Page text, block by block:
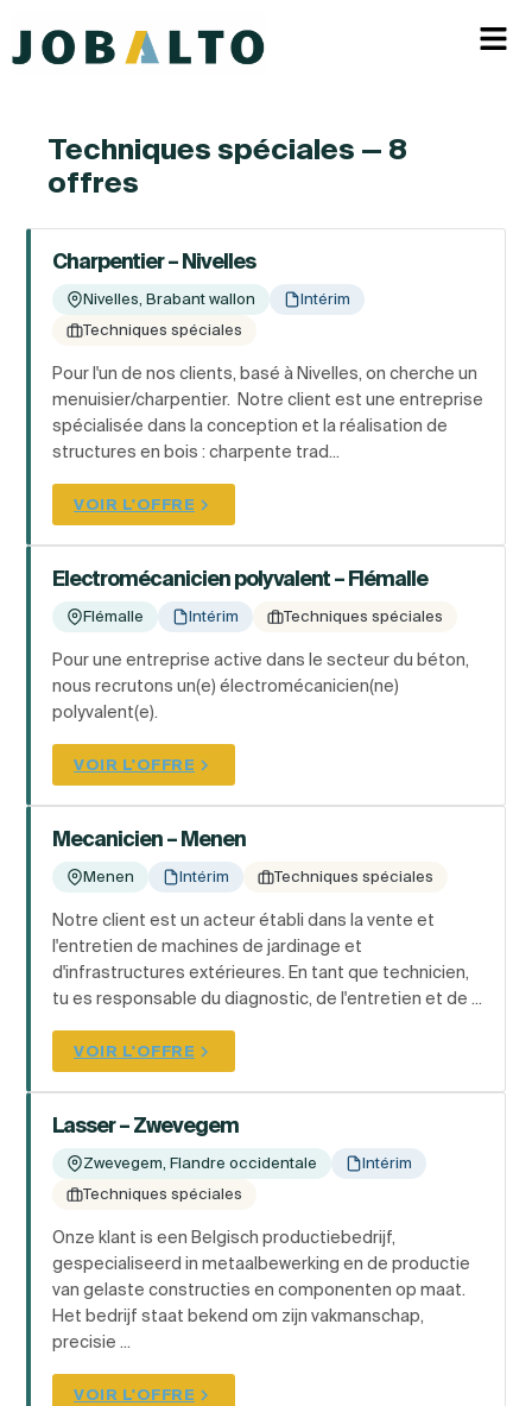
Techniques spéciales — 8
offres
Charpentier – Nivelles
Nivelles, Brabant wallon
Intérim
Techniques spéciales
Pour l'un de nos clients, basé à Nivelles, on cherche un
menuisier/charpentier. Notre client est une entreprise
spécialisée dans la conception et la réalisation de
structures en bois : charpente trad...
VOIR L'OFFRE
Electromécanicien polyvalent – Flémalle
Flémalle Intérim Techniques spéciales
Pour une entreprise active dans le secteur du béton,
nous recrutons un(e) électromécanicien(ne)
polyvalent(e).
VOIR L'OFFRE
Mecanicien – Menen
Menen Intérim Techniques spéciales
Notre client est un acteur établi dans la vente et
l'entretien de machines de jardinage et
d'infrastructures extérieures. En tant que technicien,
tu es responsable du diagnostic, de l'entretien et de ...
VOIR L'OFFRE
Lasser – Zwevegem
Zwevegem, Flandre occidentale
Intérim
Techniques spéciales
Onze klant is een Belgisch productiebedrijf,
gespecialiseerd in metaalbewerking en de productie
van gelaste constructies en componenten op maat.
Het bedrijf staat bekend om zijn vakmanschap,
precisie ...
VOIR L'OFFRE